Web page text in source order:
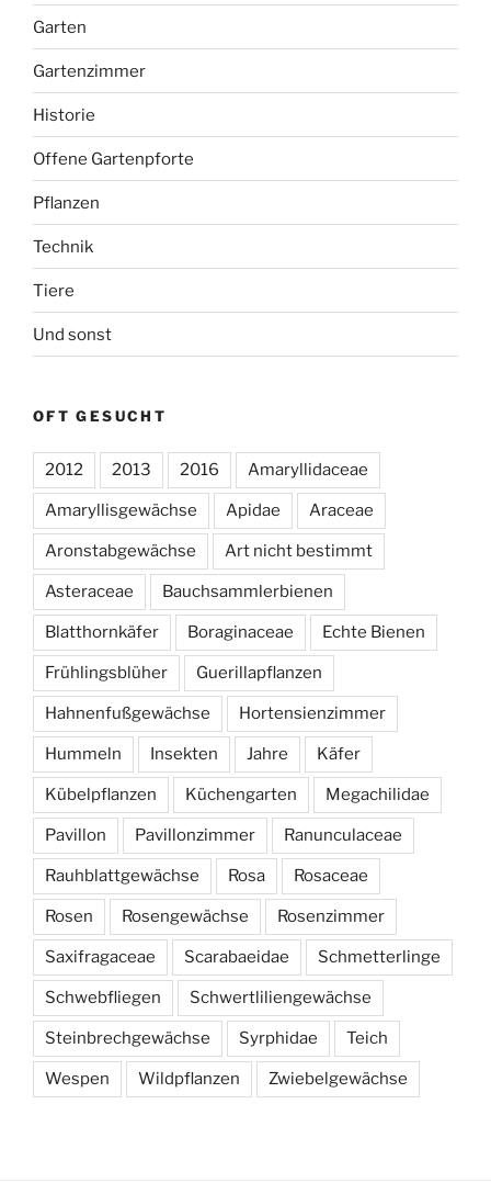
Garten
Gartenzimmer
Historie
Offene Gartenpforte
Pflanzen
Technik
Tiere
Und sonst
OFT GESUCHT
2012 2013 2016 Amaryllidaceae
Amaryllisgewächse Apidae Araceae
Aronstabgewächse Art nicht bestimmt
Asteraceae Bauchsammlerbienen
Blatthornkäfer Boraginaceae Echte Bienen
Frühlingsblüher Guerillapflanzen
Hahnenfußgewächse Hortensienzimmer
Hummeln Insekten Jahre Käfer
Kübelpflanzen Küchengarten Megachilidae
Pavillon Pavillonzimmer Ranunculaceae
Rauhblattgewächse Rosa Rosaceae
Rosen Rosengewächse Rosenzimmer
Saxifragaceae Scarabaeidae Schmetterlinge
Schwebfliegen Schwertliliengewächse
Steinbrechgewächse Syrphidae Teich
Wespen Wildpflanzen Zwiebelgewächse